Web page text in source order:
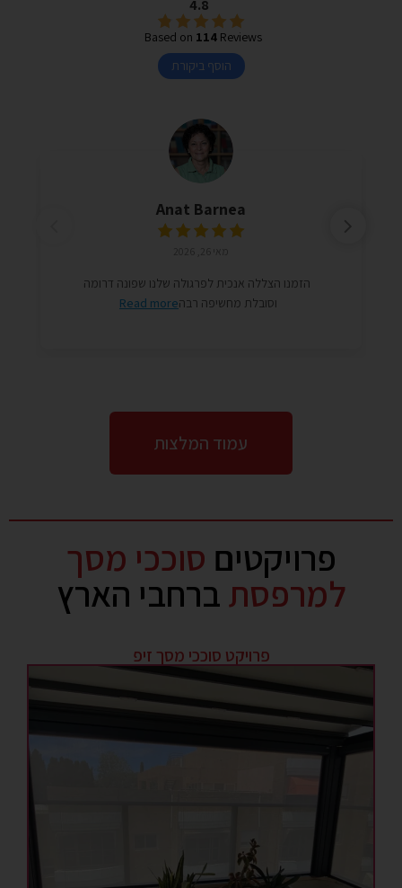
4.8
Based on 114 Reviews
הוסף ביקורת
Anat Barnea
הזמנו הצללה אנכית לפרגולה שלנו שפונה דרומה
וסובלת מחשיפה רבהRead more
עמוד המלצות
פרויקטים סוככי מסך
למרפסתברחבי הארץ
פרויקט סוככי מסך זיפ